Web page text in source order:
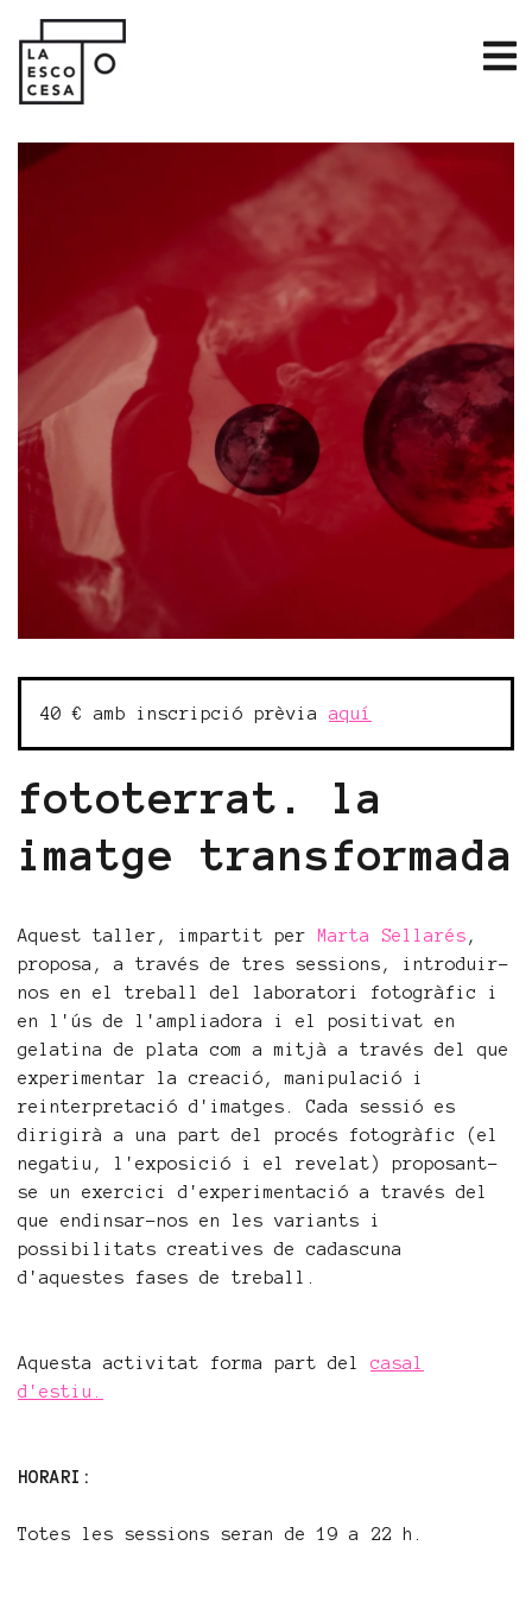
40 € amb inscripció prèvia aquí
fototerrat. la
imatge transformada
Aquest taller, impartit per Marta Sellarés ,
proposa, a través de tres sessions, introduir-
nos en el treball del laboratori fotogràfic i
en l'ús de l'ampliadora i el positivat en
gelatina de plata com a mitjà a través del que
experimentar la creació, manipulació i
reinterpretació d'imatges. Cada sessió es
dirigirà a una part del procés fotogràfic (el
negatiu, l'exposició i el revelat) proposant-
se un exercici d'experimentació a través del
que endinsar-nos en les variants i
possibilitats creatives de cadascuna
d'aquestes fases de treball.
Aquesta activitat forma part del casal
d'estiu.
HORARI:
Totes les sessions seran de 19 a 22 h.